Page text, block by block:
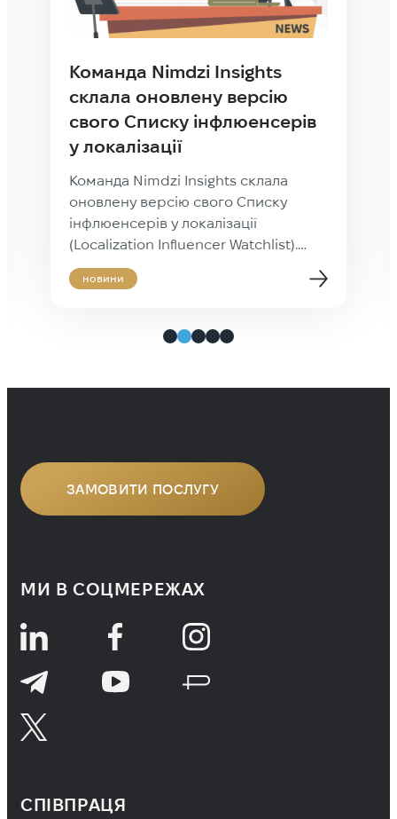
Команда Nimdzi Insights
склала оновлену версію
свого Списку інфлюенсерів
у локалізації
Команда Nimdzi Insights склала
оновлену версію свого Списку
інфлюенсерів у локалізації
(Localization Influencer Watchlist).
Порівняно з 2020 роком, цьогоріч у
список додано ще більше активних
Серед них — менеджери та
засновники асоціацій, спікери та
новини
ЗАМОВИТИ ПОСЛУГУ
МИ В СОЦМЕРЕЖАХ
СПІВПРАЦЯ